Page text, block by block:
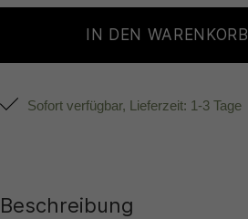
IN DEN WARENKORB
Sofort verfügbar, Lieferzeit: 1-3 Tage
Beschreibung